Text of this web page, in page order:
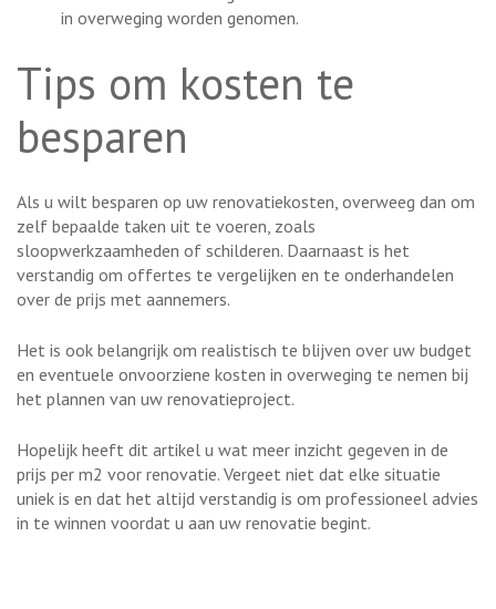
in overweging worden genomen.
Tips om kosten te
besparen
Als u wilt besparen op uw renovatiekosten, overweeg dan om
zelf bepaalde taken uit te voeren, zoals
sloopwerkzaamheden of schilderen. Daarnaast is het
verstandig om offertes te vergelijken en te onderhandelen
over de prijs met aannemers.
Het is ook belangrijk om realistisch te blijven over uw budget
en eventuele onvoorziene kosten in overweging te nemen bij
het plannen van uw renovatieproject.
Hopelijk heeft dit artikel u wat meer inzicht gegeven in de
prijs per m2 voor renovatie. Vergeet niet dat elke situatie
uniek is en dat het altijd verstandig is om professioneel advies
in te winnen voordat u aan uw renovatie begint.